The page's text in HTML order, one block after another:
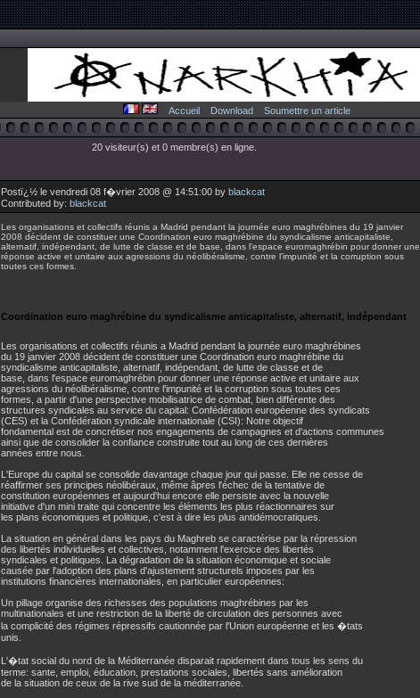
Accueil Download Soumettre un article
20 visiteur(s) et 0 membre(s) en ligne.
Postï¿½ le vendredi 08 f�vrier 2008 @ 14:51:00 by blackcat
Contributed by: blackcat
Les organisations et collectifs réunis a Madrid pendant la journée euro maghrébines du 19 janvier
2008 décident de constituer une Coordination euro maghrébine du syndicalisme anticapitaliste,
alternatif, indépendant, de lutte de classe et de base, dans l'espace euromaghrébin pour donner une
réponse active et unitaire aux agressions du néolibéralisme, contre l'impunité et la corruption sous
toutes ces formes.
Coordination euro maghrébine du syndicalisme anticapitaliste, alternatif, indépendant
Les organisations et collectifs réunis a Madrid pendant la journée euro maghrébines
du 19 janvier 2008 décident de constituer une Coordination euro maghrébine du
syndicalisme anticapitaliste, alternatif, indépendant, de lutte de classe et de
base, dans l'espace euromaghrébin pour donner une réponse active et unitaire aux
agressions du néolibéralisme, contre l'impunité et la corruption sous toutes ces
formes, a partir d'une perspective mobilisatrice de combat, bien différente des
structures syndicales au service du capital: Confédération européenne des syndicats
(CES) et la Confédération syndicale internationale (CSI): Notre objectif
fondamental est de concrétiser nos engagements de campagnes et d'actions communes
ainsi que de consolider la confiance construite tout au long de ces dernières
années entre nous.
L'Europe du capital se consolide davantage chaque jour qui passe. Elle ne cesse de
réaffirmer ses principes néolibéraux, même âpres l'échec de la tentative de
constitution européennes et aujourd'hui encore elle persiste avec la nouvelle
initiative d'un mini traite qui concentre les éléments les plus réactionnaires sur
les plans économiques et politique, c'est à dire les plus antidémocratiques.
La situation en général dans les pays du Maghreb se caractérise par la répression
des libertés individuelles et collectives, notamment l'exercice des libertés
syndicales et politiques. La dégradation de la situation économique et sociale
causée par l'adoption des plans d'ajustement structurels imposes par les
institutions financières internationales, en particulier européennes:
Un pillage organise des richesses des populations maghrébines par les
multinationales et une restriction de la liberté de circulation des personnes avec
la complicité des régimes répressifs cautionnée par l'Union européenne et les �tats
unis.
L'�tat social du nord de la Méditerranée disparait rapidement dans tous les sens du
terme: sante, emploi, éducation, prestations sociales, libertés sans amélioration
de la situation de ceux de la rive sud de la méditerranée.